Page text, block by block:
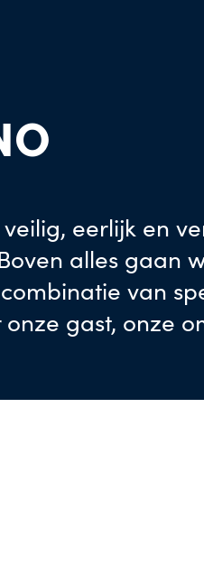
eerlijk en
alles gaan
van
gast, onze